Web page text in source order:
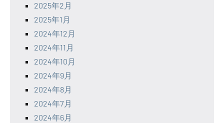
2025年2月
2025年1月
2024年12月
2024年11月
2024年10月
2024年9月
2024年8月
2024年7月
2024年6月